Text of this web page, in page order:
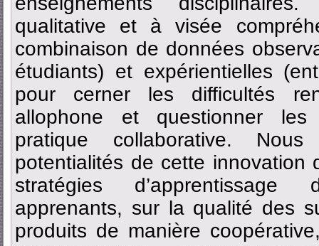
qualitative et à visée
combinaison de données
étudiants) et expérientielles
pour cerner les difficultés
allophone et questionner les
pratique collaborative.
potentialités de cette innovation
stratégies
apprenants, sur la qualité des
produits de manière